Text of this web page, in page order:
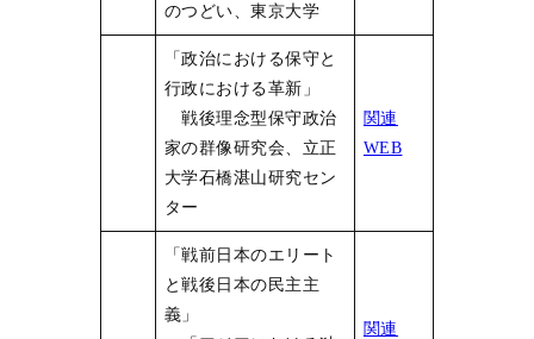
のつどい、東京大学
「政治における保守と
行政における革新」
戦後理念型保守政治
家の群像研究会、立正
大学石橋湛山研究セン
ター
関連
WEB
「戦前日本のエリート
と戦後日本の民主主
義」
関連